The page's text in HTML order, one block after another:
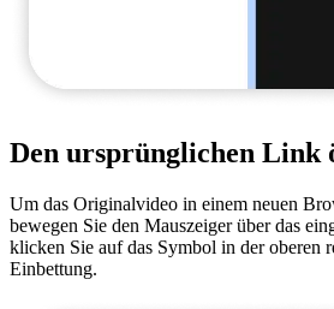
Den ursprünglichen Link
Um das Originalvideo in einem neuen
bewegen Sie den Mauszeiger über das
klicken Sie auf das Symbol in der oberen
Einbettung.